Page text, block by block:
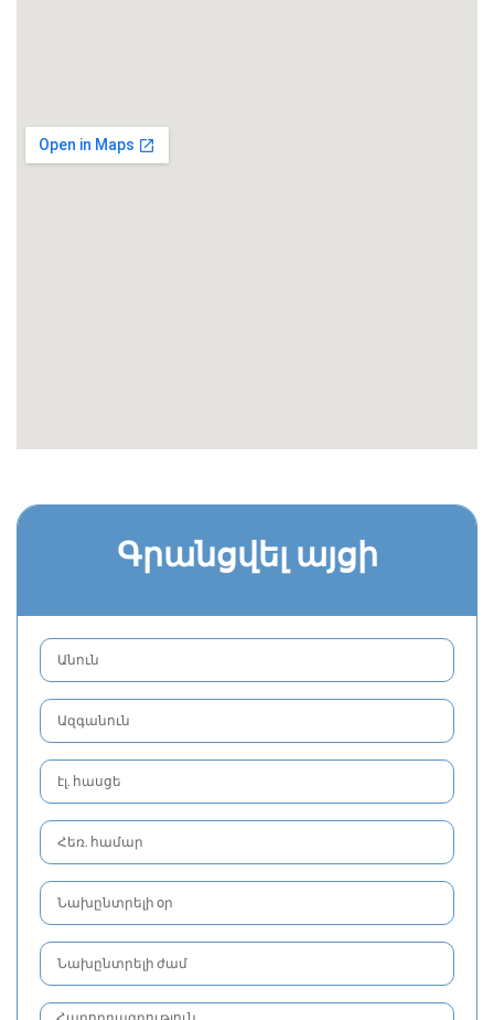
Գրանցվել այցի